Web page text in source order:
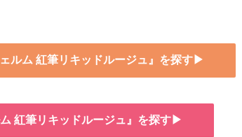
ルム 紅筆リキッドルージュ』を探す▶
紅筆リキッドルージュ』を探す▶